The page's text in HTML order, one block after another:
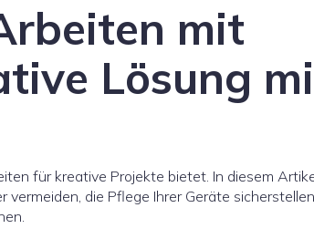
mit
Lösung
für kreative Projekte bietet. In diesem
die Pflege Ihrer Geräte